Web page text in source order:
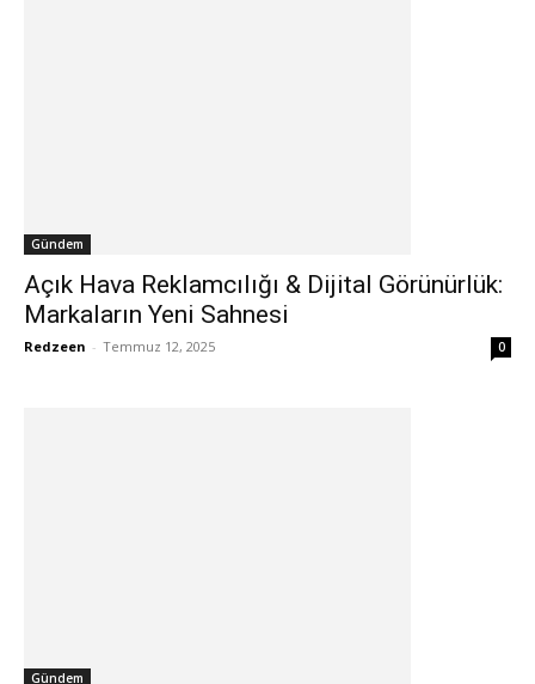
Gündem
Açık Hava Reklamcılığı & Dijital Görünürlük:
Markaların Yeni Sahnesi
Redzeen - Temmuz 12, 2025 0
Gündem